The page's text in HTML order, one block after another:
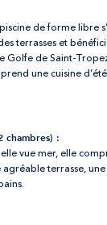
de forme libre
terrasses et
Golfe de Saint-
une cuisine
chambres) :
vue mer, elle
terrasse,